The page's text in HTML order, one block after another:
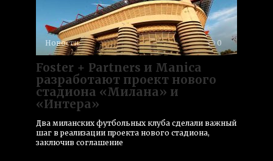
Новости 0
Foster + Partners и Manica
разработают проект нового
стадиона «Милана» и
«Интера»
Два миланских футбольных клуба сделали важный
шаг в реализации проекта нового стадиона,
заключив соглашение